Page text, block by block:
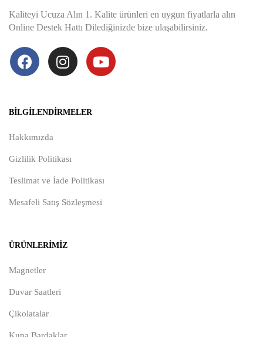
Kaliteyi Ucuza Alın 1. Kalite ürünleri en uygun fiyatlarla alın
Online Destek Hattı Dilediğinizde bize ulaşabilirsiniz.
BILGILENDIRMELER
Hakkımızda
Gizlilik Politikası
Teslimat ve İade Politikası
Mesafeli Satış Sözleşmesi
ÜRÜNLERIMIZ
Magnetler
Duvar Saatleri
Çikolatalar